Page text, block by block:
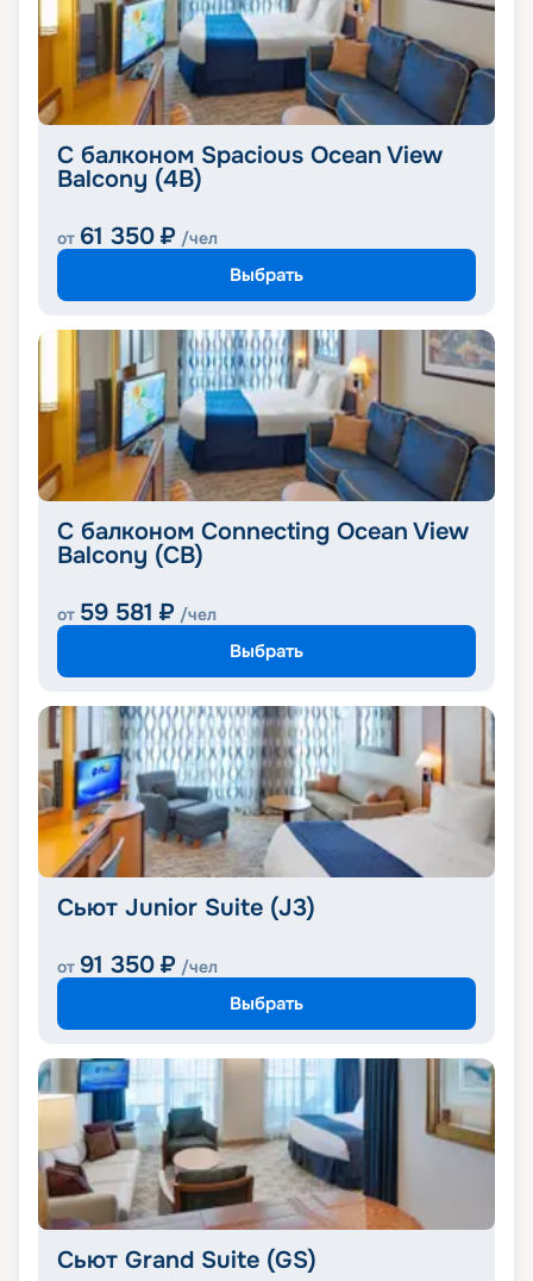
С балконом Spacious Ocean View
Balcony (4B)
от 61 350 ₽ /чел
Выбрать
С балконом Connecting Ocean View
Balcony (CB)
от 59 581 ₽ /чел
Выбрать
Сьют Junior Suite (J3)
от 91 350 ₽ /чел
Выбрать
Сьют Grand Suite (GS)